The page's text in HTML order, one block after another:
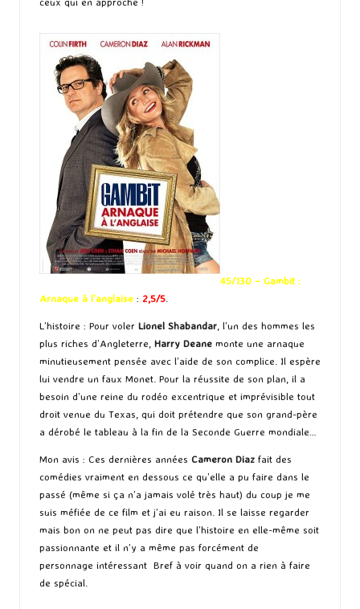
45/130 – Gambit :
Arnaque à l’anglaise : 2,5/5.
L’histoire : Pour voler Lionel Shabandar, l’un des hommes les
plus riches d’Angleterre, Harry Deane monte une arnaque
minutieusement pensée avec l’aide de son complice. Il espère
lui vendre un faux Monet. Pour la réussite de son plan, il a
besoin d’une reine du rodéo excentrique et imprévisible tout
droit venue du Texas, qui doit prétendre que son grand-père
a dérobé le tableau à la fin de la Seconde Guerre mondiale…
Mon avis : Ces dernières années Cameron Diaz fait des
comédies vraiment en dessous ce qu’elle a pu faire dans le
passé (même si ça n’a jamais volé très haut) du coup je me
suis méfiée de ce film et j’ai eu raison. Il se laisse regarder
mais bon on ne peut pas dire que l’histoire en elle-même soit
passionnante et il n’y a même pas forcément de
personnage intéressant Bref à voir quand on a rien à faire
de spécial.